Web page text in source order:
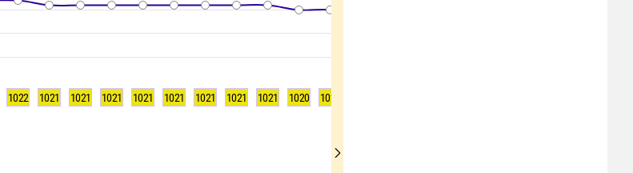
1022 1021 1021 1021 1021 1021 1021 1021 1021 1020 1020